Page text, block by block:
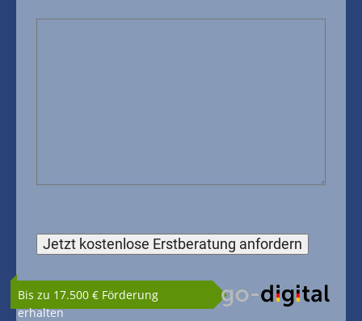
Bis zu 17.500 € Förderung
erhalten